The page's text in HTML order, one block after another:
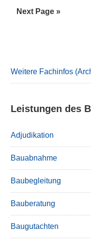
Go
Next Page »
Weitere Fachinfos
Leistungen des
Adjudikation
Bauabnahme
Baubegleitung
Bauberatung
Baugutachten